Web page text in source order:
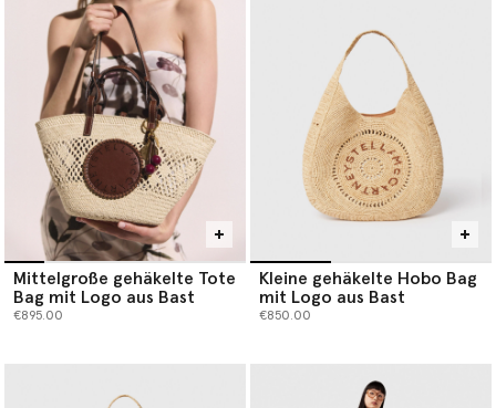
Mittelgroße gehäkelte Tote
Bag mit Logo aus Bast
€895.00
Kleine gehäkelte Hobo Bag
mit Logo aus Bast
€850.00